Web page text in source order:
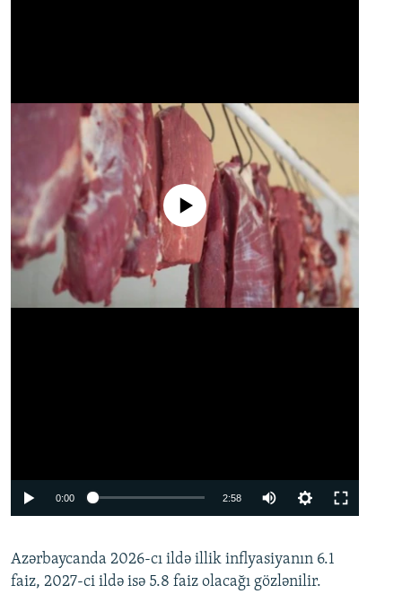
No media source currently available
0:00 2:58
360p
480p
Azərbaycanda 2026-cı ildə illik inflyasiyanın 6.1
faiz, 2027-ci ildə isə 5.8 faiz olacağı gözlənilir.